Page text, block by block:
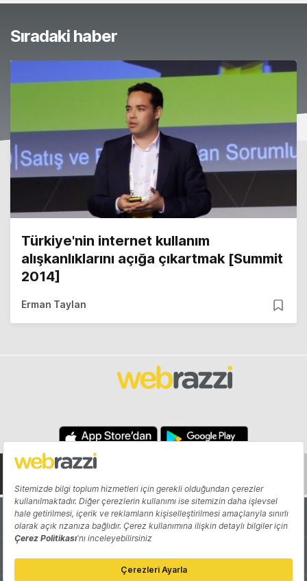
Sıradaki haber
Türkiye'nin internet kullanım
alışkanlıklarını açığa çıkartmak [Summit
2014]
Erman Taylan
Hakkında Yazarlar
Katkıda Bulun Reklam